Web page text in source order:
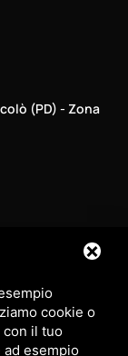
cookie o
il tuo
esempio
(PD) - Zona
(PD) - Zona